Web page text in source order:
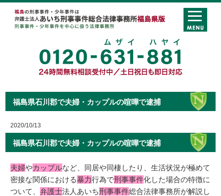
福島県石川郡で夫婦・カップルの喧嘩で逮捕
2020/10/13
福島県石川郡で夫婦・カップルの喧嘩で逮捕
夫婦やカップルなど、同居や同棲したり、生活状況が極めて
密接な関係における暴力行為で刑事事件化した場合の特徴に
ついて、弁護士法人あいち刑事事件総合法律事務所が解説し